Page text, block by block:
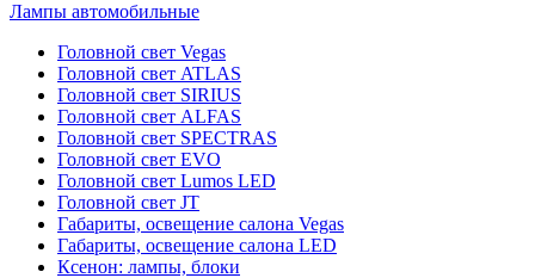
Лампы автомобильные
Головной свет Vegas
Головной свет ATLAS
Головной свет SIRIUS
Головной свет ALFAS
Головной свет SPECTRAS
Головной свет EVO
Головной свет Lumos LED
Головной свет JT
Габариты, освещение салона Vegas
Габариты, освещение салона LED
Ксенон: лампы, блоки